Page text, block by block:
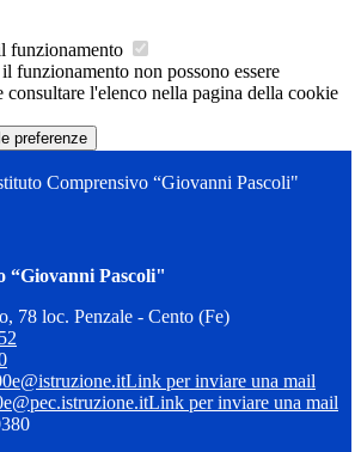
funzionamento
funzionamento non possono essere
l'elenco nella pagina della cookie
preferenze
Comprensivo “Giovanni Pascoli"
“Giovanni Pascoli"
78 loc. Penzale - Cento (Fe)
Link per inviare una mail
Link per inviare una mail